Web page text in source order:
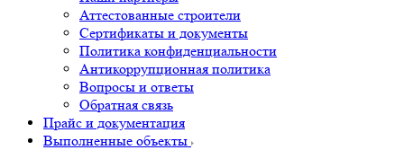
Аттестованные строители
Сертификаты и документы
Политика конфиденциальности
Антикоррупционная политика
Вопросы и ответы
Обратная связь
Прайс и документация
Выполненные объекты